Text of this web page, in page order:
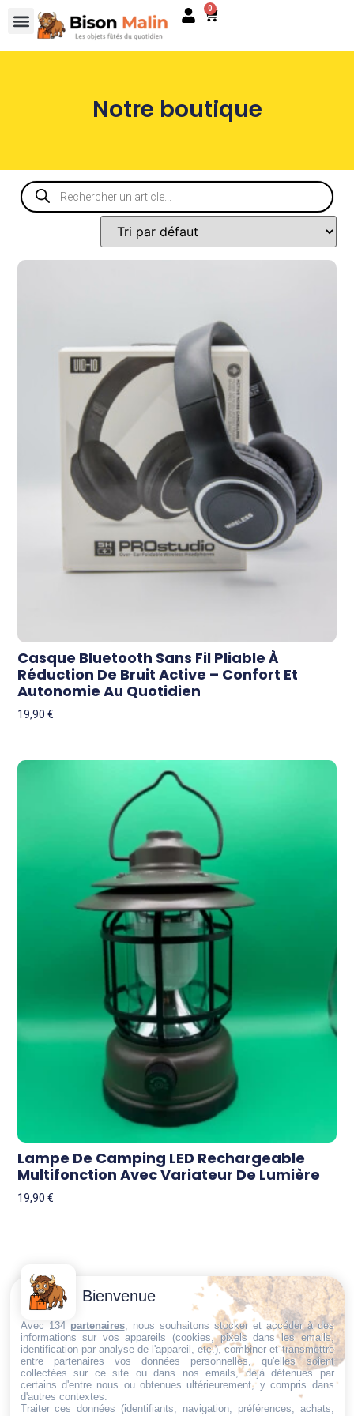
0
Notre boutique
Casque Bluetooth Sans Fil Pliable À
Réduction De Bruit Active – Confort Et
Autonomie Au Quotidien
19,90€
Lampe De Camping LED Rechargeable
Multifonction Avec Variateur De Lumière
19,90€
Trouvez ce qu'il vous faut,
au bon endroit
Conditions
générales
de vente
Politique de
cookies
Politique de
confidentialité
Contactez-
Nous
Email:
dt@sasbms.fr
Bienvenue
Avec 134 partenaires, nous souhaitons stocker et accéder à des
informations sur vos appareils (cookies, pixels dans les emails,
identification par analyse de l'appareil, etc.), combiner et transmettre
entre partenaires vos données personnelles, qu'elles soient
collectées sur ce site ou dans nos emails, déjà détenues par
certains d'entre nous ou obtenues ultérieurement, y compris dans
d'autres contextes.
Traiter ces données (identifiants, navigation, préférences, achats,